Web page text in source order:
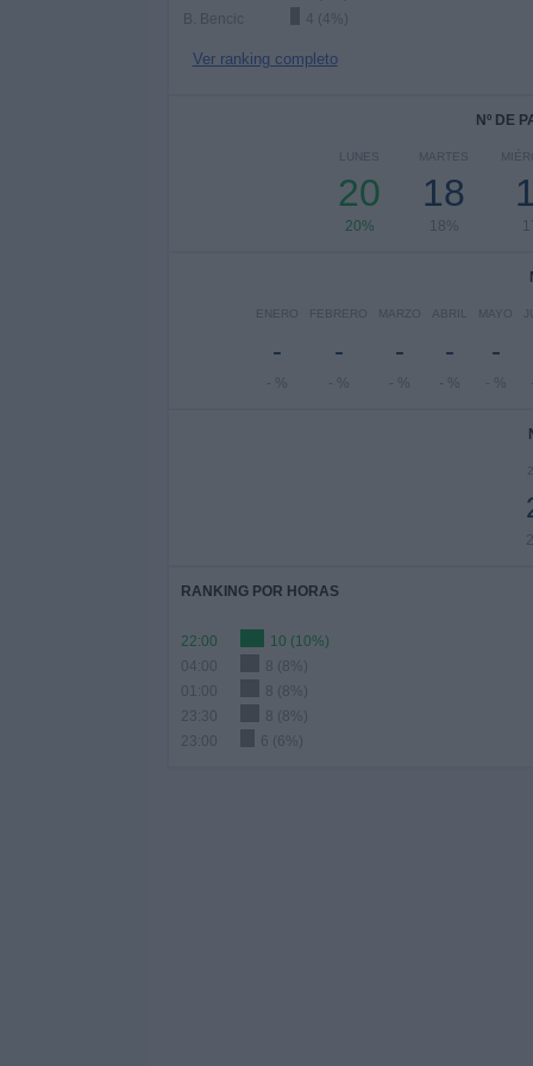
B. Bencic
4 (4%)
Ver ranking completo
Nº DE
LUNES
20
20%
MARTES
18
18%
ENERO
-
- %
FEBRERO
-
- %
MARZO
-
- %
ABRIL
-
- %
MAYO
-
- %
RANKING POR HORAS
22:00
10 (10%)
8 (8%)
8 (8%)
23:30
8 (8%)
23:00
6 (6%)